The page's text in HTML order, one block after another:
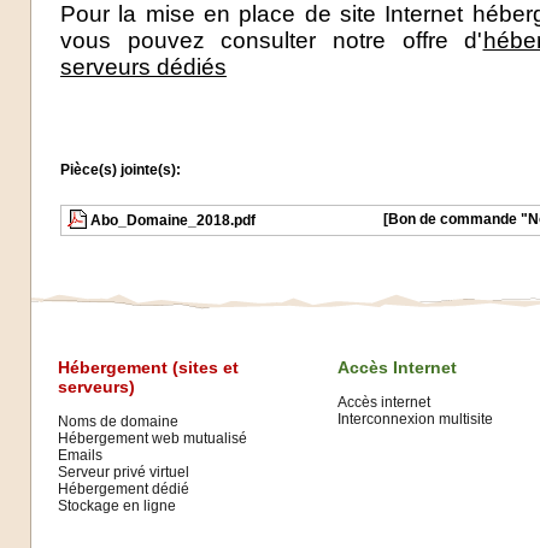
Pour la mise en place de site Internet
vous pouvez consulter notre offre d'
serveurs dédiés
Pièce(s) jointe(s):
Abo_Domaine_2018.pdf [Bon de commande
Hébergement (sites et
serveurs)
Noms de domaine
Hébergement web mutualisé
Emails
Serveur privé virtuel
Hébergement dédié
Stockage en ligne
Accès Internet
Accès internet
Interconnexion multisite